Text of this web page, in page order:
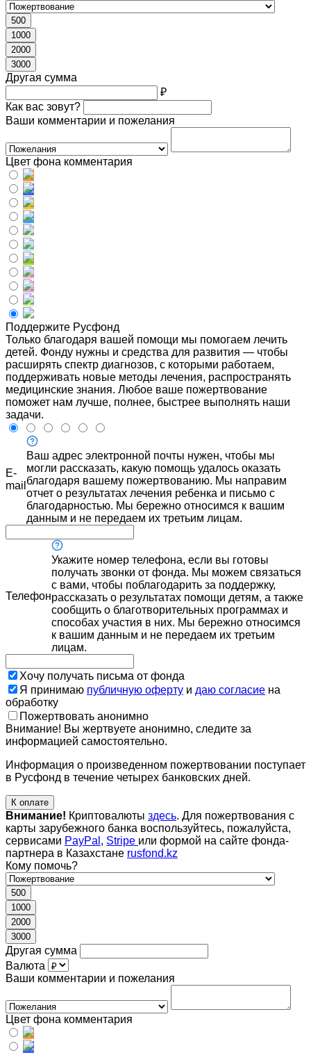
500
1000
2000
3000
Другая сумма
₽
Как вас зовут?
Ваши комментарии и пожелания
Цвет фона комментария
Поддержите Русфонд
Только благодаря вашей помощи мы помогаем лечить
детей. Фонду нужны и средства для развития — чтобы
расширять спектр диагнозов, с которыми работаем,
поддерживать новые методы лечения, распространять
медицинские знания. Любое ваше пожертвование
поможет нам лучше, полнее, быстрее выполнять наши
задачи.
E-
mail
Ваш адрес электронной почты нужен, чтобы мы
могли рассказать, какую помощь удалось оказать
благодаря вашему пожертвованию. Мы направим
отчет о результатах лечения ребенка и письмо с
благодарностью. Мы бережно относимся к вашим
данным и не передаем их третьим лицам.
Телефон
Укажите номер телефона, если вы готовы
получать звонки от фонда. Мы можем связаться
с вами, чтобы поблагодарить за поддержку,
рассказать о результатах помощи детям, а также
сообщить о благотворительных программах и
способах участия в них. Мы бережно относимся
к вашим данным и не передаем их третьим
лицам.
Хочу получать письма от фонда
Я принимаю публичную оферту и даю согласие на
обработку
Пожертвовать анонимно
Внимание! Вы жертвуете анонимно, следите за
информацией самостоятельно.
Информация о произведенном пожертвовании поступает
в Русфонд в течение четырех банковских дней.
К оплате
Внимание! Криптовалюты здесь. Для пожертвования с
карты зарубежного банка воспользуйтесь, пожалуйста,
сервисами PayPal , Stripe или формой на сайте фонда-
партнера в Казахстане rusfond.kz
Кому помочь?
500
1000
2000
3000
Другая сумма
Валюта
Ваши комментарии и пожелания
Цвет фона комментария